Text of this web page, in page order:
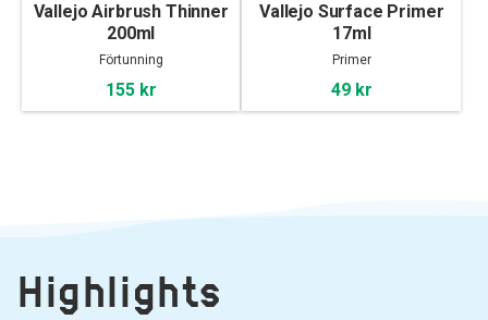
Vallejo Airbrush Thinner
200ml
Förtunning
155 kr
Vallejo Surface Primer
17ml
Primer
49 kr
Highlights